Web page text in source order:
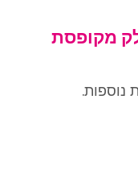
מקופסת
נוספות.